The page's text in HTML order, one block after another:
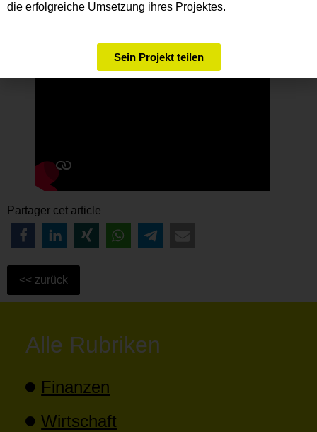
Partager cet article
Alle Rubriken
Finanzen
Wirtschaft
die erfolgreiche Umsetzung ihres Projektes.
Sein Projekt teilen